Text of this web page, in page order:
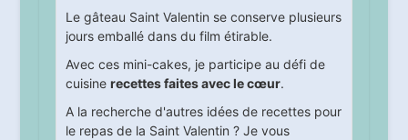
Le gâteau Saint Valentin se conserve plusieurs
jours emballé dans du film étirable.
Avec ces mini-cakes, je participe au défi de
cuisine recettes faites avec le cœur.
A la recherche d'autres idées de recettes pour
le repas de la Saint Valentin ? Je vous